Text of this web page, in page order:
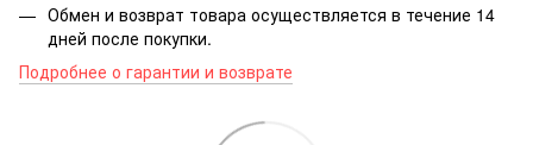
Обмен и возврат товара осуществляется в течение 14
дней после покупки.
Подробнее о гарантии и возврате